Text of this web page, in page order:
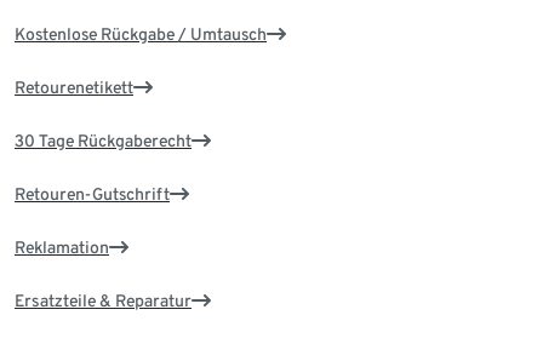
Kostenlose Rückgabe / Umtausch
Retourenetikett
30 Tage Rückgaberecht
Retouren-Gutschrift
Reklamation
Ersatzteile & Reparatur